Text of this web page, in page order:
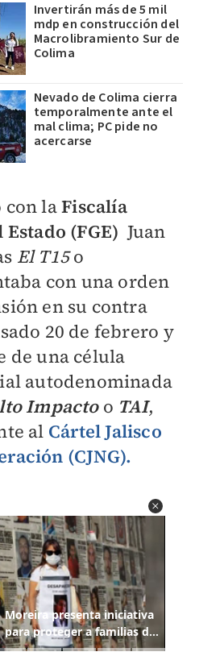
Invertirán más de 5 mil
mdp en construcción del
Macrolibramiento Sur de
Colima
Nevado de Colima cierra
temporalmente ante el
mal clima; PC pide no
acercarse
con laFiscalía
(FGE) Juan
El T15o
con una orden
en su contra
20 de febrero y
de una célula
autodenominada
Impactoo TAI,
al Cártel Jalisco
(CJNG).